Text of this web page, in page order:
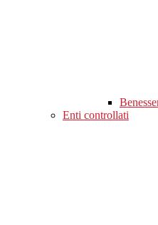
Enti controllati